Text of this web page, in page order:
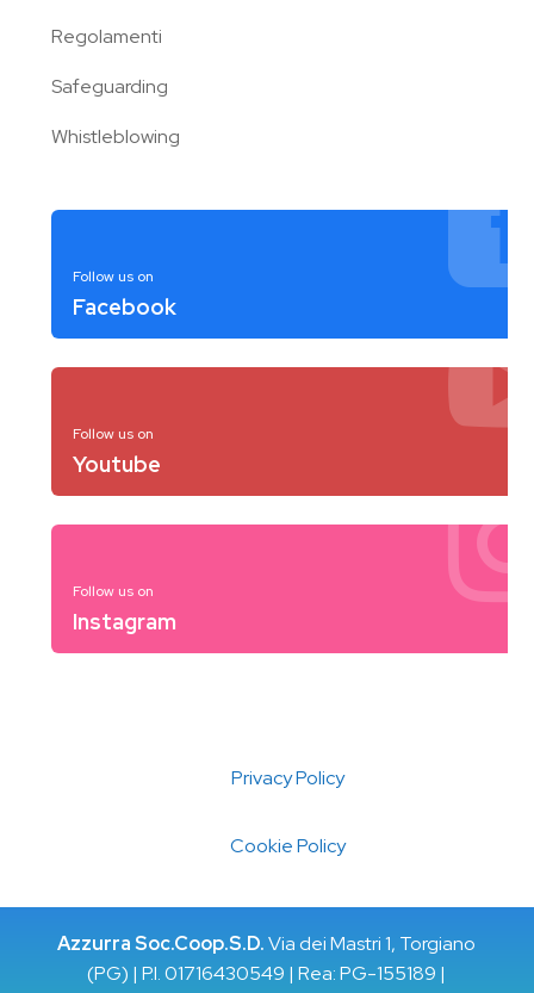
Regolamenti
Safeguarding
Whistleblowing
Follow us on
Facebook
Follow us on
Youtube
Follow us on
Instagram
Privacy Policy
Cookie Policy
Azzurra Soc.Coop.S.D.Via dei Mastri 1, Torgiano
(PG) | P.I. 01716430549 | Rea: PG-155189 |